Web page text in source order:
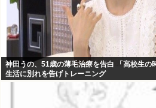
神田うの、51歳の薄毛治療を告白 「高校生の
生活に別れを告げトレーニング